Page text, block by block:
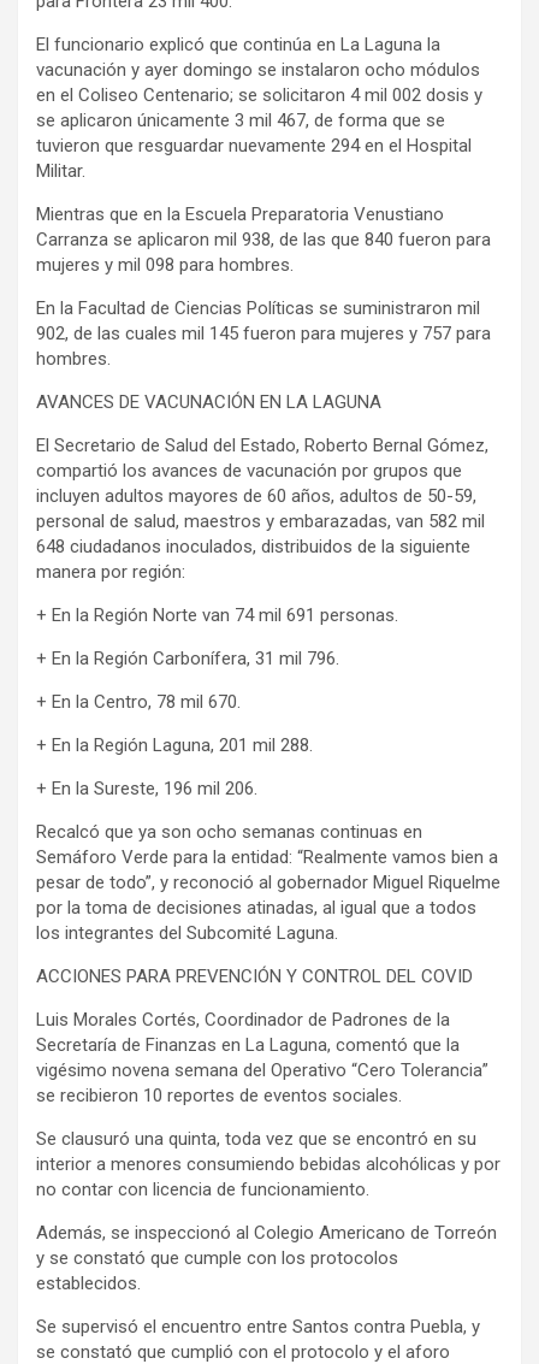
El funcionario explicó que continúa en La Laguna la
vacunación y ayer domingo se instalaron ocho módulos
en el Coliseo Centenario; se solicitaron 4 mil 002 dosis y
se aplicaron únicamente 3 mil 467, de forma que se
tuvieron que resguardar nuevamente 294 en el Hospital
Militar.
Mientras que en la Escuela Preparatoria Venustiano
Carranza se aplicaron mil 938, de las que 840 fueron para
mujeres y mil 098 para hombres.
En la Facultad de Ciencias Políticas se suministraron mil
902, de las cuales mil 145 fueron para mujeres y 757 para
hombres.
AVANCES DE VACUNACIÓN EN LA LAGUNA
El Secretario de Salud del Estado, Roberto Bernal Gómez,
compartió los avances de vacunación por grupos que
incluyen adultos mayores de 60 años, adultos de 50-59,
personal de salud, maestros y embarazadas, van 582 mil
648 ciudadanos inoculados, distribuidos de la siguiente
manera por región:
+ En la Región Norte van 74 mil 691 personas.
+ En la Región Carbonífera, 31 mil 796.
+ En la Centro, 78 mil 670.
+ En la Región Laguna, 201 mil 288.
+ En la Sureste, 196 mil 206.
Recalcó que ya son ocho semanas continuas en
Semáforo Verde para la entidad: “Realmente vamos bien a
pesar de todo”, y reconoció al gobernador Miguel Riquelme
por la toma de decisiones atinadas, al igual que a todos
los integrantes del Subcomité Laguna.
ACCIONES PARA PREVENCIÓN Y CONTROL DEL COVID
Luis Morales Cortés, Coordinador de Padrones de la
Secretaría de Finanzas en La Laguna, comentó que la
vigésimo novena semana del Operativo “Cero Tolerancia”
se recibieron 10 reportes de eventos sociales.
Se clausuró una quinta, toda vez que se encontró en su
interior a menores consumiendo bebidas alcohólicas y por
no contar con licencia de funcionamiento.
Además, se inspeccionó al Colegio Americano de Torreón
y se constató que cumple con los protocolos
establecidos.
Se supervisó el encuentro entre Santos contra Puebla, y
se constató que cumplió con el protocolo y el aforo